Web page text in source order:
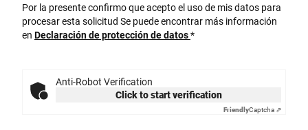
Por la presente confirmo que acepto el uso de mis datos para
procesar esta solicitud Se puede encontrar más información
en Declaración de protección de datos*
Anti-Robot Verification
Click to start verification
FriendlyCaptcha ⇗